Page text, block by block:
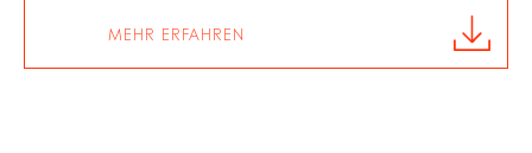
MEHR ERFAHREN